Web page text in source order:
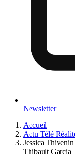
Newsletter
Accueil
Actu Télé
Jessica
Thibault Garcia